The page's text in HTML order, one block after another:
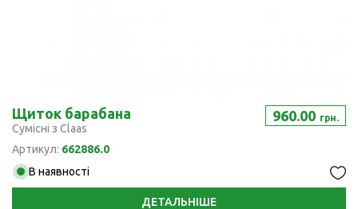
Щиток барабана
Сумісні з Claas
Артикул: 662886.0
960.00 грн.
В наявності
ДЕТАЛЬНІШЕ